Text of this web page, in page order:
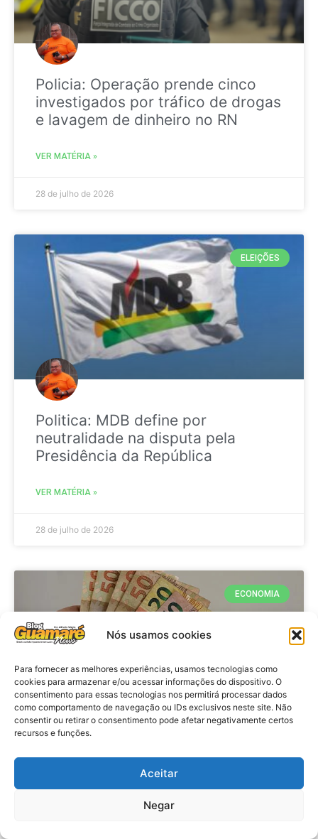
Nós usamos cookies
Para fornecer as melhores experiências, usamos tecnologias como
cookies para armazenar e/ou acessar informações do dispositivo. O
consentimento para essas tecnologias nos permitirá processar dados
como comportamento de navegação ou IDs exclusivos neste site. Não
consentir ou retirar o consentimento pode afetar negativamente certos
recursos e funções.
Aceitar
Negar
Policia: Operação prende cinco
investigados por tráfico de drogas
e lavagem de dinheiro no RN
VER MATÉRIA »
28 de julho de 2026
ELEIÇÕES
Politica: MDB define por
neutralidade na disputa pela
Presidência da República
VER MATÉRIA »
28 de julho de 2026
ECONOMIA
Economia: Beneficiários com NIS
de final 7 recebem Bolsa Família
de julho